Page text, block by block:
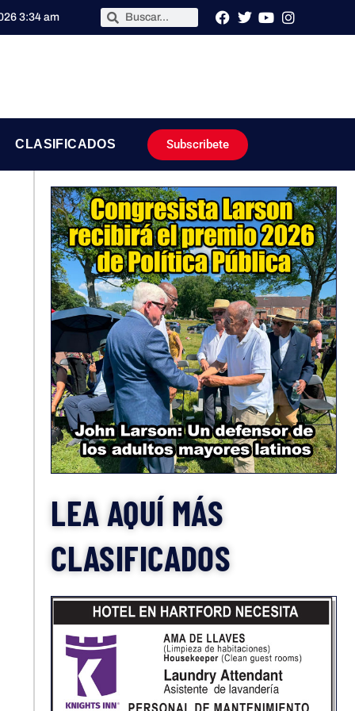
3:34 am
CLASIFICADOS Subscribete
LEA AQUÍ MÁS
CLASIFICADOS